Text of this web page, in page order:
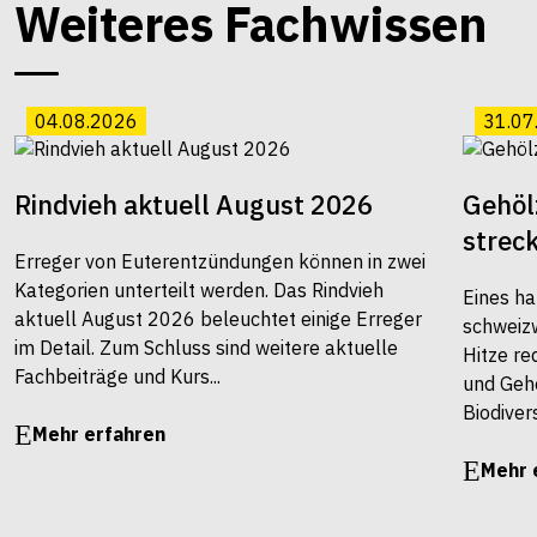
Weiteres Fachwissen
04.08.2026
Rindvieh aktuell August 2026
Erreger von Euterentzündungen können in zwei
Kategorien unterteilt werden. Das Rindvieh
aktuell August 2026 beleuchtet einige Erreger
im Detail. Zum Schluss sind weitere aktuelle
Fachbeiträge und Kurs...
Mehr erfahren
Eines
Hitze
und
Mehr